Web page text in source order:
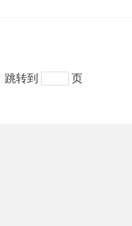
跳转到 页